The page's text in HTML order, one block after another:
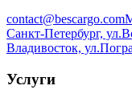
contact@bescargo.com
Санкт-Петербург,
Владивосток,
Услуги